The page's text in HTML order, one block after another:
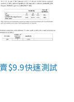
$9.9快速測試